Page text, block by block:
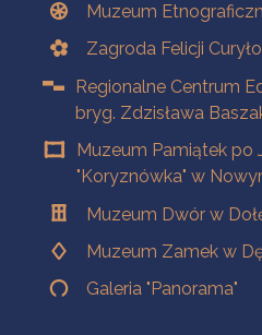
Muzeum
Zagroda Felicji
Regionalne Centrum
bryg. Zdzisława
Muzeum Pamiątek po
"Koryznówka" w
Muzeum Dwór w
Muzeum Zamek w
Galeria "Panorama"